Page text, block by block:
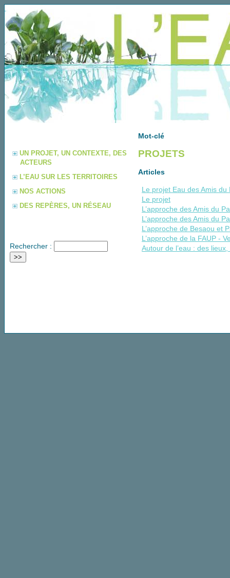
Mot-clé
PROJETS
Articles
Le projet Eau des Amis du
Le projet
L’approche des Amis du
L’approche des Amis du
L’approche de Besaou et
L’approche de la FAUP -
Autour de l’eau : des
UN PROJET, UN CONTEXTE, DES
ACTEURS
L’EAU SUR LES TERRITOIRES
NOS ACTIONS
DES REPÈRES, UN RÉSEAU
Rechercher :